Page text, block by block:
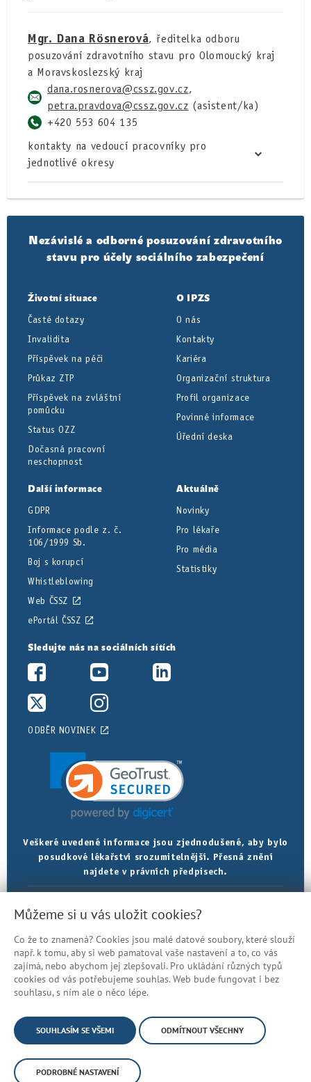
Mgr. Dana Rösnerová, ředitelka odboru
posuzování zdravotního stavu pro Olomoucký kraj
a Moravskoslezský kraj
dana.rosnerova
,
petra.pravdova
(asistent/ka)
+420 553 604 135
kontakty na vedoucí pracovníky pro
jednotlivé okresy
Nezávislé a odborné posuzování zdravotního
stavu pro účely sociálního zabezpečení
Životní situace
Časté dotazy
Invalidita
Příspěvek na péči
Průkaz ZTP
Příspěvek na zvláštní
pomůcku
Status OZZ
Dočasná pracovní
neschopnost
O IPZS
O nás
Kontakty
Kariéra
Organizační struktura
Profil organizace
Povinné informace
Úřední deska
Další informace
GDPR
Informace podle z. č.
106/1999 Sb.
Boj s korupcí
Whistleblowing
Web ČSSZ
ePortál ČSSZ
Aktuálně
Novinky
Pro lékaře
Pro média
Statistiky
Sledujte nás na sociálních sítích
ODBĚR NOVINEK
Veškeré uvedené informace jsou zjednodušené, aby bylo
posudkové lékařství srozumitelnější. Přesná znění
najdete v právních předpisech.
Prohlášení o přístupnosti
© Česká správa sociálního zabezpečení
Můžeme si u vás uložit cookies?
Co že to znamená? Cookies jsou malé datové soubory, které slouží
např. k tomu, aby si web pamatoval vaše nastavení a to, co vás
zajímá, nebo abychom jej zlepšovali. Pro ukládání různých typů
cookies od vás potřebujeme souhlas. Web bude fungovat i bez
souhlasu, s ním ale o něco lépe.
SOUHLASÍM SE VŠEMI ODMÍTNOUT VŠECHNY
PODROBNÉ NASTAVENÍ